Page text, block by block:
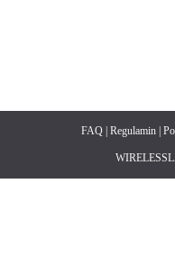
FAQ| Regulamin|